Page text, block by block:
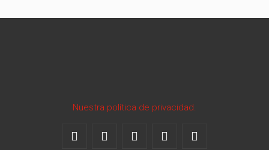
Nuestra política de privacidad.